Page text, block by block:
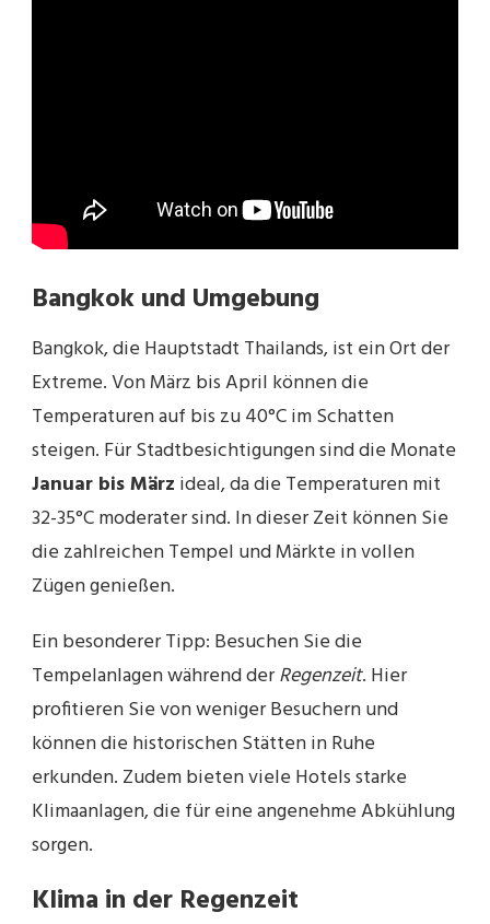
Bangkok und Umgebung
Bangkok, die Hauptstadt Thailands, ist ein Ort der
Extreme. Von März bis April können die
Temperaturen auf bis zu 40°C im Schatten
steigen. Für Stadtbesichtigungen sind die Monate
Januar bis März ideal, da die Temperaturen mit
32-35°C moderater sind. In dieser Zeit können Sie
die zahlreichen Tempel und Märkte in vollen
Zügen genießen.
Ein besonderer Tipp: Besuchen Sie die
Tempelanlagen während derRegenzeit. Hier
profitieren Sie von weniger Besuchern und
können die historischen Stätten in Ruhe
erkunden. Zudem bieten viele Hotels starke
Klimaanlagen, die für eine angenehme Abkühlung
sorgen.
Klima in der Regenzeit